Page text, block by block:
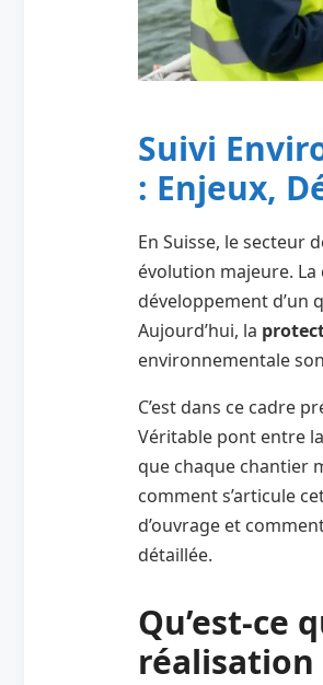
Suivi
: Enjeux,
En Suisse, le secteur
évolution majeure.
développement d’un
Aujourd’hui, la
environnementale
C’est dans ce cadre
Véritable pont entre
que chaque chantier
comment s’articule
d’ouvrage et
détaillée.
Qu’est-ce
réalisation